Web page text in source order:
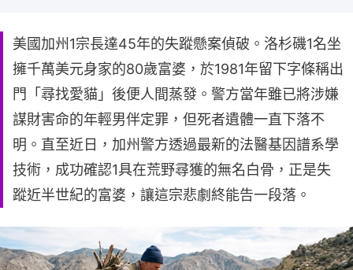
美國加州1宗長達45年的失蹤懸案偵破。洛杉磯1名坐
擁千萬美元身家的80歲富婆，於1981年留下字條稱出
門「尋找愛貓」後便人間蒸發。警方當年雖已將涉嫌
謀財害命的年輕男伴定罪，但死者遺體一直下落不
明。直至近日，加州警方透過最新的法醫基因譜系學
技術，成功確認1具在荒野尋獲的無名白骨，正是失
蹤近半世紀的富婆，讓這宗悲劇終能告一段落。